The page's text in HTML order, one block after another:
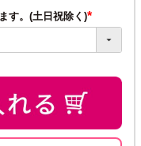
す。(土日祝除く)
(必